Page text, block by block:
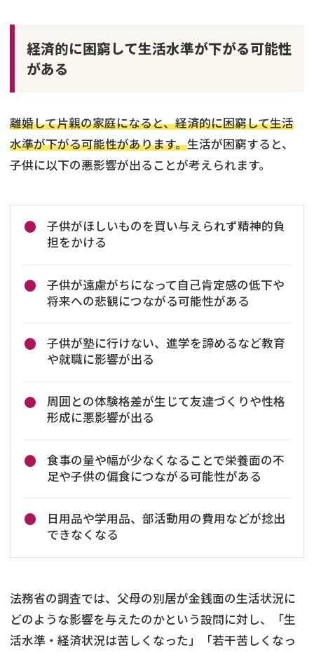
経済的に困窮して生活水準が下がる可能性
がある
離婚して片親の家庭になると、経済的に困窮して生活
水準が下がる可能性があります。生活が困窮すると、
子供に以下の悪影響が出ることが考えられます。
子供がほしいものを買い与えられず精神的負
担をかける
子供が遠慮がちになって自己肯定感の低下や
将来への悲観につながる可能性がある
子供が塾に行けない、進学を諦めるなど教育
や就職に影響が出る
周囲との体験格差が生じて友達づくりや性格
形成に悪影響が出る
食事の量や幅が少なくなることで栄養面の不
足や子供の偏食につながる可能性がある
日用品や学用品、部活動用の費用などが捻出
できなくなる
法務省の調査では、父母の別居が金銭面の生活状況に
どのような影響を与えたのかという設問に対し、「生
活水準・経済状況は苦しくなった」「若干苦しくなっ